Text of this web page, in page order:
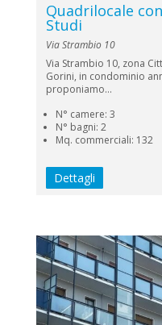
Quadrilocale
Studi
Via Strambio 10
Via Strambio 10, zona
Gorini, in condominio
proponiamo...
N° camere: 3
N° bagni: 2
Mq. commerciali: 132
Dettagli